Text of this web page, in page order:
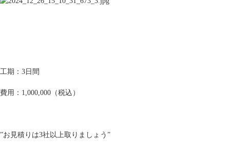
工期：3日間
費用：1,000,000（税込）
”お見積りは3社以上取りましょう”